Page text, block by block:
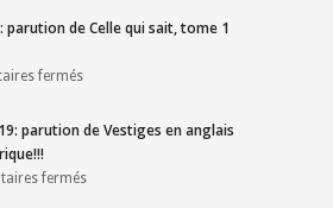
parution de Celle qui sait, tome 1
fermés
parution de Vestiges en anglais
fermés